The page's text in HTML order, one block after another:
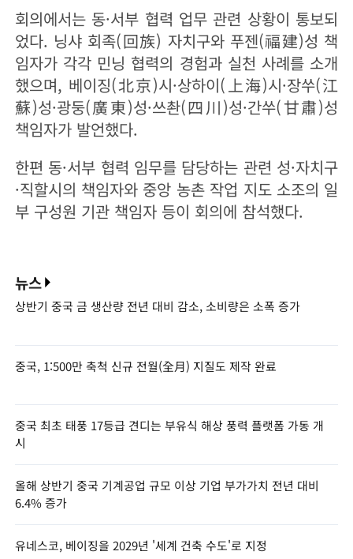
회의에서는 동·서부 협력 업무 관련 상황이 통보되
었다. 닝샤 회족(回族) 자치구와 푸젠(福建)성 책
임자가 각각 민닝 협력의 경험과 실천 사례를 소개
했으며, 베이징(北京)시·상하이(上海)시·장쑤(江
蘇)성·광둥(廣東)성·쓰촨(四川)성·간쑤(甘肅)성
책임자가 발언했다.
한편 동·서부 협력 임무를 담당하는 관련 성·자치구
·직할시의 책임자와 중앙 농촌 작업 지도 소조의 일
부 구성원 기관 책임자 등이 회의에 참석했다.
뉴스
상반기 중국 금 생산량 전년 대비 감소, 소비량은 소폭 증가
중국, 1:500만 축척 신규 전월(全月) 지질도 제작 완료
중국 최초 태풍 17등급 견디는 부유식 해상 풍력 플랫폼 가동 개
시
올해 상반기 중국 기계공업 규모 이상 기업 부가가치 전년 대비
6.4% 증가
유네스코, 베이징을 2029년 '세계 건축 수도'로 지정